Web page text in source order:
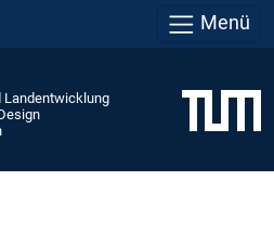
Menü
Landentwicklung